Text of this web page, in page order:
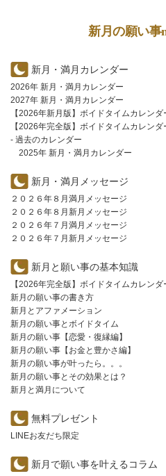
新月の願い事
新月・満月カレンダー
2026年 新月・満月カレンダー
2027年 新月・満月カレンダー
【2026年新月版】ボイドタイムカレンダ
【2026年完全版】ボイドタイムカレンダ
- 過去のカレンダー
2025年 新月・満月カレンダー
新月・満月メッセージ
２０２６年８月満月メッセージ
２０２６年８月新月メッセージ
２０２６年７月満月メッセージ
２０２６年７月新月メッセージ
新月と願い事の基本知識
【2026年完全版】ボイドタイムカレンダ
新月の願い事の書き方
新月とアファメーション
新月の願い事とボイドタイム
新月の願い事【恋愛・復縁編】
新月の願い事【お金と豊かさ編】
新月の願い事が叶ったら。。。
新月の願い事とその効果とは？
新月と満月について
無料プレゼント
LINEお友だち限定
新月で願い事を叶えるコラム